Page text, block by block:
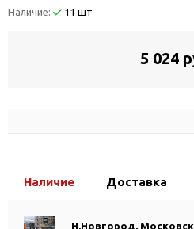
Наличие: 11 шт
5 024
Наличие Доставка
Н.Новгород,